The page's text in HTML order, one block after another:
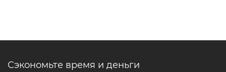
Сэкономьте время и деньги